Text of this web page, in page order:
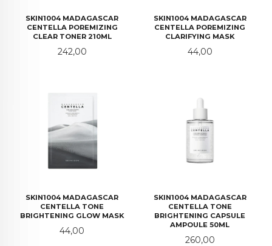
SKIN1004 MADAGASCAR
CENTELLA POREMIZING
CLEAR TONER 210ML
Pris
242,00
SKIN1004 MADAGASCAR
CENTELLA POREMIZING
CLARIFYING MASK
Pris
44,00
SKIN1004 MADAGASCAR
CENTELLA TONE
BRIGHTENING GLOW MASK
Pris
44,00
SKIN1004 MADAGASCAR
CENTELLA TONE
BRIGHTENING CAPSULE
AMPOULE 50ML
Pris
260,00